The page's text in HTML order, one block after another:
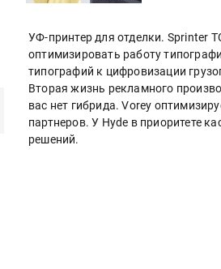
УФ-принтер для отделки. Sprinter
оптимизировать работу
типографий к цифровизации
Вторая жизнь рекламного
вас нет гибрида. Vorey
партнеров. У Hyde в приоритете
решений.